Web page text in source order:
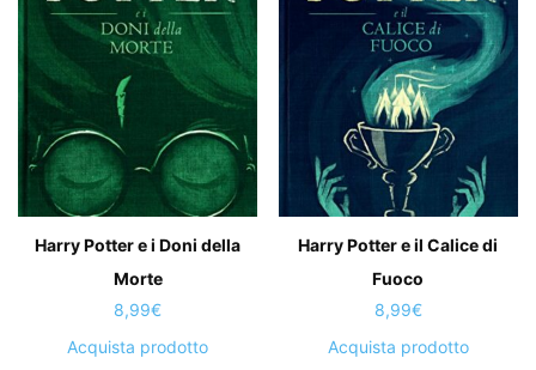
Harry Potter e i Doni della
Morte
8,99€
Acquista prodotto
Harry Potter e il Calice di
Fuoco
8,99€
Acquista prodotto